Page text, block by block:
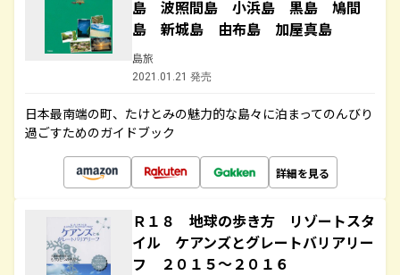
島 波照間島 小浜島 黒島 鳩間
島 新城島 由布島 加屋真島
島旅
2021.01.21 発売
日本最南端の町、たけとみの魅力的な島々に泊まってのんびり
過ごすためのガイドブック
詳細を見る
Ｒ１８ 地球の歩き方 リゾートスタ
イル ケアンズとグレートバリアリー
フ ２０１５～２０１６